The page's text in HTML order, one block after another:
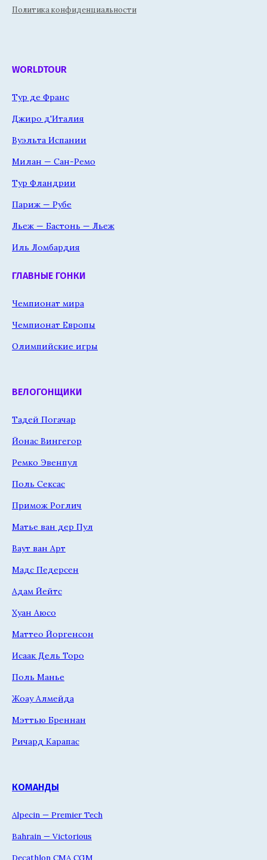
Политика конфиденциальности
WORLDTOUR
Тур де Франс
Джиро д'Италия
Вуэльта Испании
Милан — Сан-Ремо
Тур Фландрии
Париж — Рубе
Льеж — Бастонь — Льеж
Иль Ломбардия
ГЛАВНЫЕ ГОНКИ
Чемпионат мира
Чемпионат Европы
Олимпийские игры
ВЕЛОГОНЩИКИ
Тадей Погачар
Йонас Вингегор
Ремко Эвенпул
Поль Сексас
Примож Роглич
Матье ван дер Пул
Ваут ван Арт
Мадс Педерсен
Адам Йейтс
Хуан Аюсо
Маттео Йоргенсон
Исаак Дель Торо
Поль Манье
Жоау Алмейда
Мэттью Бреннан
Ричард Карапас
КОМАНДЫ
Alpecin — Premier Tech
Bahrain — Victorious
Decathlon CMA CGM